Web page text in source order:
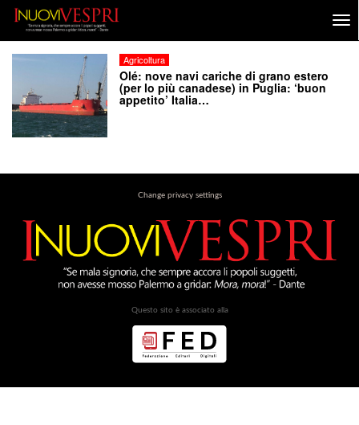
Agricoltura
Olé: nove navi cariche di grano estero
(per lo più canadese) in Puglia: ‘buon
appetito’ Italia…
Change privacy settings
Questo sito è associato alla